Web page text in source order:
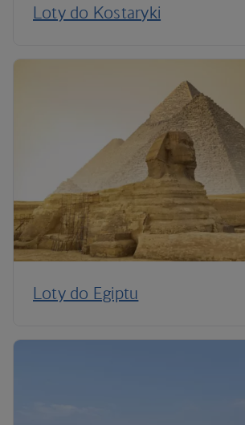
Loty do Kostaryki
Loty do Egiptu